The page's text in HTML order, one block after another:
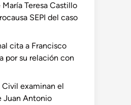
Teresa Castillo
SEPI del caso
cita a Francisco
por su relación con
Civil examinan el
Juan Antonio